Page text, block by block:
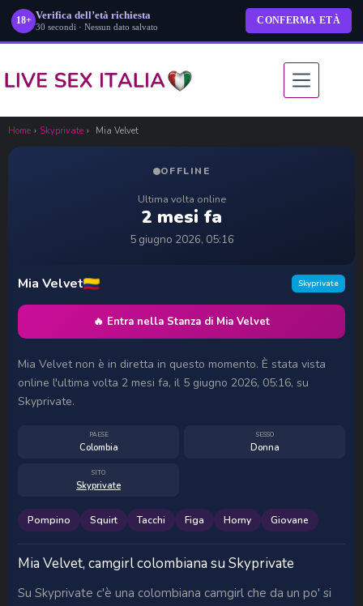
18+ Verifica dell’età richiesta
30 secondi · Nessun dato salvato
CONFERMA ETÀ
contenuto
Home › Skyprivate › Mia Velvet
OFFLINE
Ultima volta online
2 mesi fa
5 giugno 2026, 05:16
Mia Velvet Skyprivate
🔥 Entra nella Stanza di Mia Velvet
Mia Velvet non è in diretta in questo momento. È stata vista
online l'ultima volta 2 mesi fa, il 5 giugno 2026, 05:16, su
Skyprivate.
PAESE
Colombia
SESSO
Donna
SITO
Skyprivate
Pompino Squirt Tacchi Figa Horny Giovane
Mia Velvet, camgirl colombiana su Skyprivate
Su Skyprivate c'è una colombiana camgirl che da un po' si